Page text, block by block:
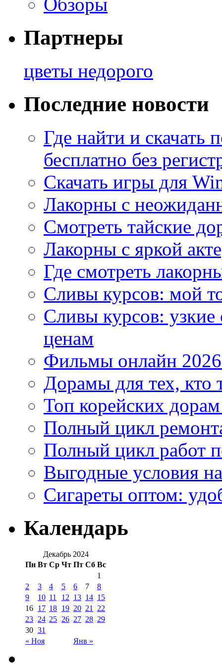
Обзоры
Партнеры
цветы недорого
Последние новости
Где найти и
бесплатно без
Скачать игры для
Лакорны с
Смотреть тайские
Лакорны с яркой
Где смотреть
Сливы курсов: мой
Сливы курсов:
ценам
Фильмы онлайн
Дорамы для тех, кто
Топ корейских
Полный цикл
Полный цикл работ
Выгодные условия
Сигареты оптом:
Календарь
Декабрь 2024
Пн Вт Ср Чт Пт Сб Вс
« Ноя Янв »
1
2
3 4 5 6 7
8
9
10 11 12 13 14 15
16 17 18 19 20 21
22
23 24 25 26 27 28 29
30 31